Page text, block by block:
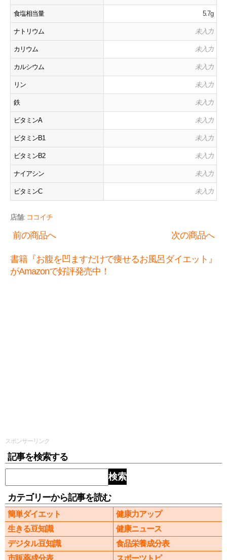
食塩相当量 5.7g
ナトリウム 未入力
カリウム 未入力
カルシウム 未入力
リン 未入力
鉄 未入力
ビタミンA 未入力
ビタミンB1 未入力
ビタミンB2 未入力
ナイアシン 未入力
ビタミンC 未入力
店舗: ココイチ
前の商品へ 次の商品へ
書籍『お腹を凹ますだけで痩せるお風呂ダイエット』
がAmazonで好評発売中！
スポンサーリンク
記事を検索する
検索
カテゴリーから記事を読む
簡単ダイエット
健康力アップ
生きる豆知識
健康ニュース
デジタル豆知識
食品栄養成分表
市販薬成分表
スポーツトピ